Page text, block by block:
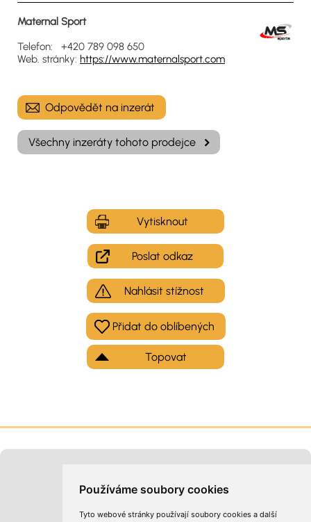
Používáme soubory cookies
Tyto webové stránky používají soubory cookies a další
Maternal Sport
Telefon: +420 789 098 650
Web. stránky: https://www.maternalsport.com
Odpovědět na inzerát
Všechny inzeráty tohoto prodejce
Vytisknout
Poslat odkaz
Nahlásit stížnost
Topovat
Kontakt na provozovatele